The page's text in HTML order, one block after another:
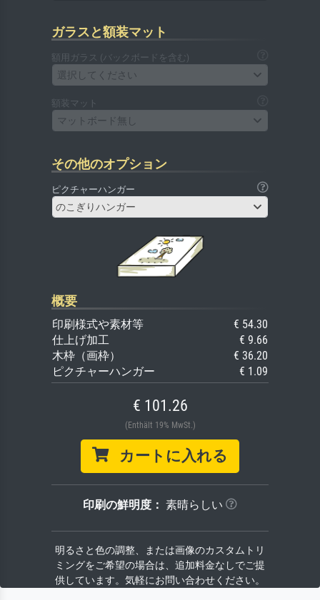
ガラスと額装マット
額用ガラス (バックボードを含む)
選択してください
額装マット
マットボード無し
その他のオプション
ピクチャーハンガー
のこぎりハンガー
概要
印刷様式や素材等
€ 54.30
仕上げ加工
€ 9.66
木枠（画枠）
€ 36.20
ピクチャーハンガー
€ 1.09
€ 101.26
(Enthält 19% MwSt.)
カートに入れる
印刷の鮮明度： 素晴らしい
明るさと色の調整、または画像のカスタムトリ
ミングをご希望の場合は、追加料金なしでご提
供しています。気軽にお問い合わせください。